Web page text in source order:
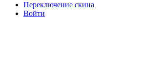
Переключение скина
Войти